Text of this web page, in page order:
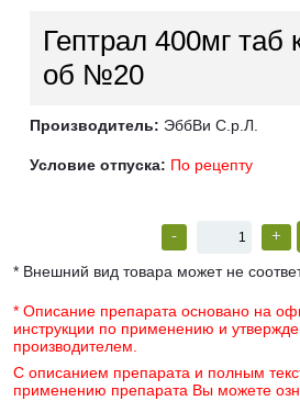
Гептрал 400мг таб
об №20
Производитель: ЭббВи С.р.Л.
Условие отпуска: По рецепту
- +
* Внешний вид товара может не
* Описание препарата основано на
инструкции по применению и
производителем.
С описанием препарата и полным
применению препарата Вы можете